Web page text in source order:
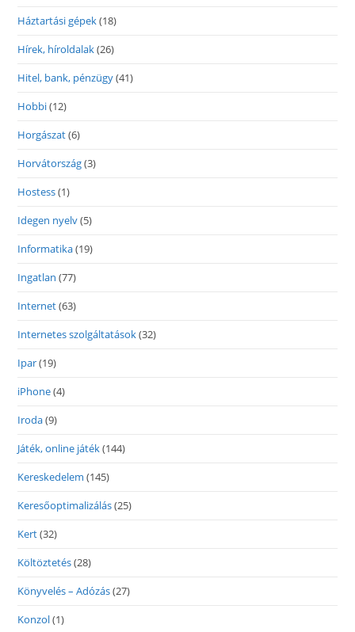
Háztartási gépek(18)
Hírek, híroldalak(26)
Hitel, bank, pénzügy(41)
Hobbi(12)
Horgászat(6)
Horvátország(3)
Hostess(1)
Idegen nyelv(5)
Informatika(19)
Ingatlan (77)
Internet(63)
Internetes szolgáltatások(32)
Ipar(19)
iPhone(4)
Iroda(9)
Játék, online játék(144)
Kereskedelem (145)
Keresőoptimalizálás(25)
Kert(32)
Költöztetés(28)
Könyvelés – Adózás(27)
Konzol(1)